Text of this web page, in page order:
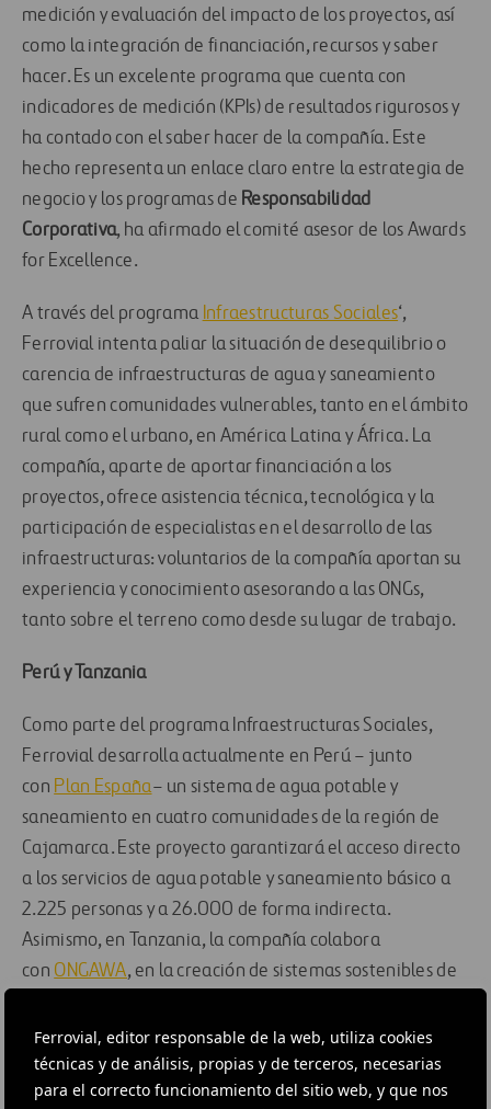
Ferrovial, editor responsable de la web, utiliza cookies
técnicas y de análisis, propias y de terceros, necesarias
para el correcto funcionamiento del sitio web, y que nos
medición y evaluación del impacto de los proyectos, así
como la integración de financiación, recursos y saber
hacer. Es un excelente programa que cuenta con
indicadores de medición (KPIs) de resultados rigurosos y
ha contado con el saber hacer de la compañía. Este
hecho representa un enlace claro entre la estrategia de
negocio y los programas de Responsabilidad
Corporativa, ha afirmado el comité asesor de los Awards
for Excellence.
A través del programa Infraestructuras Sociales‘,
Ferrovial intenta paliar la situación de desequilibrio o
carencia de infraestructuras de agua y saneamiento
que sufren comunidades vulnerables, tanto en el ámbito
rural como el urbano, en América Latina y África. La
compañía, aparte de aportar financiación a los
proyectos, ofrece asistencia técnica, tecnológica y la
participación de especialistas en el desarrollo de las
infraestructuras: voluntarios de la compañía aportan su
experiencia y conocimiento asesorando a las ONGs,
tanto sobre el terreno como desde su lugar de trabajo.
Perú y Tanzania
Como parte del programa Infraestructuras Sociales,
Ferrovial desarrolla actualmente en Perú – junto
con Plan España– un sistema de agua potable y
saneamiento en cuatro comunidades de la región de
Cajamarca. Este proyecto garantizará el acceso directo
a los servicios de agua potable y saneamiento básico a
2.225 personas y a 26.000 de forma indirecta.
Asimismo, en Tanzania, la compañía colabora
con ONGAWA, en la creación de sistemas sostenibles de
Same, al norte del país.
Business in the Community